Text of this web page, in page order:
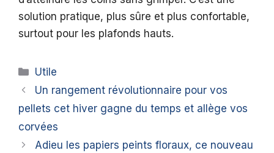
solution pratique, plus sûre et plus confortable,
surtout pour les plafonds hauts.
Catégories
Utile
Un rangement révolutionnaire pour vos
pellets cet hiver gagne du temps et allège vos
corvées
Adieu les papiers peints floraux, ce nouveau